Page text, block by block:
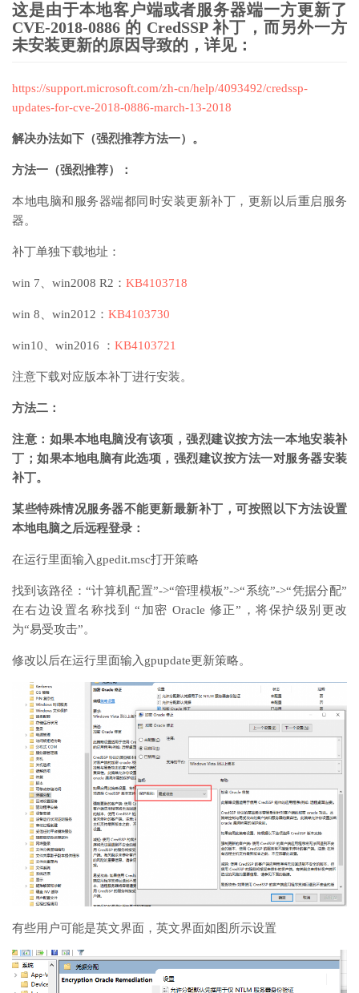
这是由于本地客户端或者服务器端一方更新了
CVE-2018-0886 的 CredSSP 补丁，而另外一方
未安装更新的原因导致的，详见：
https://support.microsoft.com/zh-cn/help/4093492/credssp-
updates-for-cve-2018-0886-march-13-2018
解决办法如下（强烈推荐方法一）。
方法一（强烈推荐）：
本地电脑和服务器端都同时安装更新补丁，更新以后重启服务
器。
补丁单独下载地址：
win 7、win2008 R2： KB4103718
win 8、win2012： KB4103730
win10、win2016 ： KB4103721
注意下载对应版本补丁进行安装。
方法二：
注意：如果本地电脑没有该项，强烈建议按方法一本地安装补
丁；如果本地电脑有此选项，强烈建议按方法一对服务器安装
补丁。
某些特殊情况服务器不能更新最新补丁，可按照以下方法设置
本地电脑之后远程登录：
在运行里面输入gpedit.msc打开策略
找到该路径：“计算机配置”->“管理模板”->“系统”->“凭据分配”
在右边设置名称找到 “加密 Oracle 修正”，将保护级别更改
为“易受攻击”。
修改以后在运行里面输入gpupdate更新策略。
有些用户可能是英文界面，英文界面如图所示设置